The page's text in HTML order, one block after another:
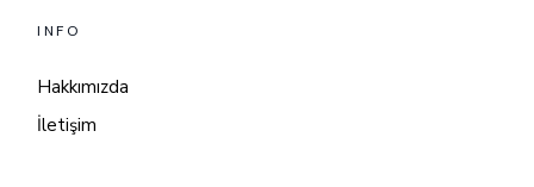
INFO
Hakkımızda
İletişim